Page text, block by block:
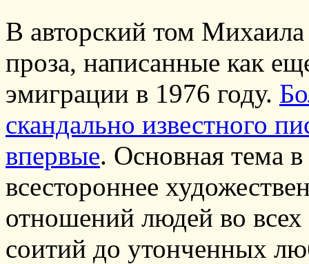
В авторский том
проза, написанные как
эмиграции в 1976 году.
скандально известного
впервые. Основная тема
всестороннее
отношений людей во
соитий до утонченных